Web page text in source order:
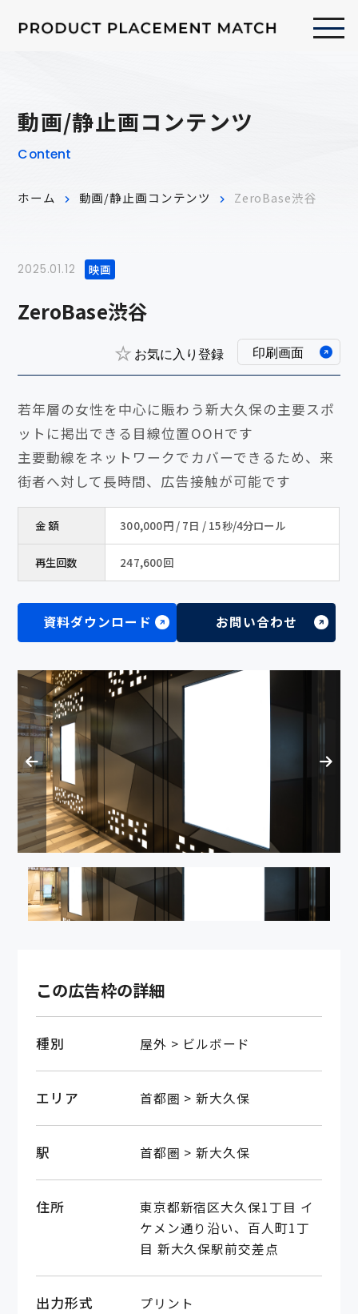
動画/静止画コンテンツ
Content
ホーム 動画/静止画コンテンツ ZeroBase渋谷
2025.01.12 映画
ZeroBase渋谷
お気に入り登録 印刷画面
若年層の女性を中心に賑わう新大久保の主要スポ
ットに掲出できる目線位置OOHです
主要動線をネットワークでカバーできるため、来
街者へ対して長時間、広告接触が可能です
金 額 300,000円 / 7日 / 15秒/4分ロール
再生回数 247,600回
資料ダウンロード お問い合わせ
この広告枠の詳細
種別 屋外 > ビルボード
エリア 首都圏 > 新大久保
駅 首都圏 > 新大久保
住所
東京都新宿区大久保1丁目 イ
ケメン通り沿い、百人町1丁
目 新大久保駅前交差点
出力形式 プリント